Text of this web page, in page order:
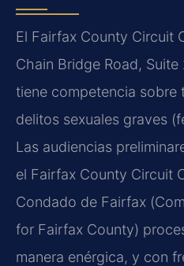
El Fairfax County Circuit
Chain Bridge Road,
tiene competencia sobre
delitos sexuales graves (
Las audiencias
el Fairfax County Circuit
Condado de Fairfax (
for Fairfax County)
manera enérgica, y con